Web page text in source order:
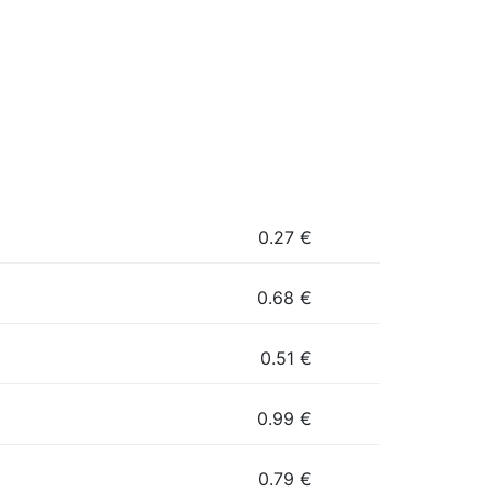
0.27 €
0.68 €
0.51 €
0.99 €
0.79 €